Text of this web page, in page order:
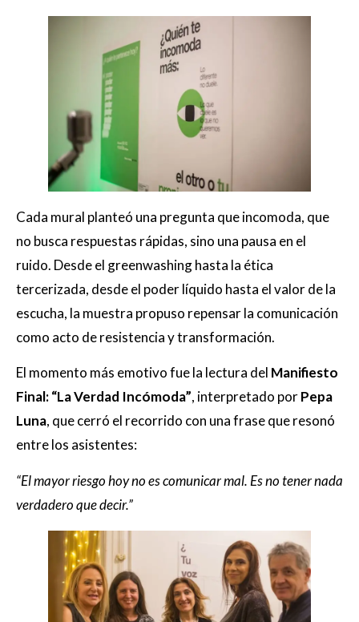
Cada mural planteó una pregunta que incomoda, que
no busca respuestas rápidas, sino una pausa en el
ruido. Desde el greenwashing hasta la ética
tercerizada, desde el poder líquido hasta el valor de la
escucha, la muestra propuso repensar la comunicación
como acto de resistencia y transformación.
El momento más emotivo fue la lectura del Manifiesto
Final: “La Verdad Incómoda”, interpretado porPepa
Luna, que cerró el recorrido con una frase que resonó
entre los asistentes:
“El mayor riesgo hoy no es comunicar mal. Es no tener nada
verdadero que decir.”